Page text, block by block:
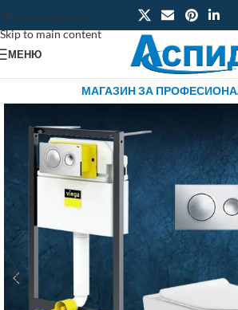
Skip to navigation
Skip to main content
МЕНЮ
МАГАЗИН ЗА